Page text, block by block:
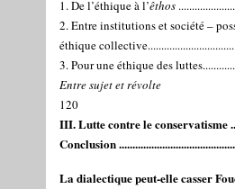
1. De l’éthique à l’êthos
2. Entre institutions et société –
éthique
3. Pour une éthique des
Entre sujet et révolte
120
III. Lutte contre le conservatisme
Conclusion
La dialectique peut-elle casser